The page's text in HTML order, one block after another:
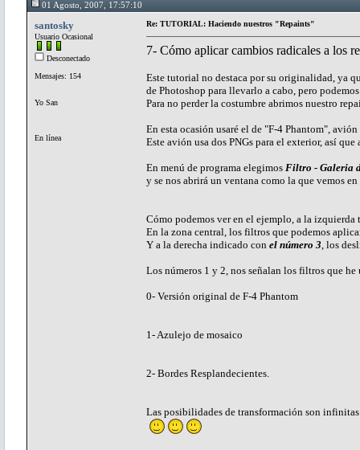
01 Agosto, 2007, 17:57:10
santosky
Usuario Ocasional
Desconectado
Mensajes: 154
Yo San
En línea
Re: TUTORIAL: Haciendo nuestros "Repaints"
7- Cómo aplicar cambios radicales a los
Este tutorial no destaca por su originalidad, ya
de Photoshop para llevarlo a cabo, pero
Para no perder la costumbre abrimos nuestro
En esta ocasión usaré el de "F-4 Phantom",
Este avión usa dos PNGs para el exterior, así
En menú de programa elegimos Filtro - Galeria
y se nos abrirá un ventana como la que vemos
Cómo podemos ver en el ejemplo, a la
En la zona central, los filtros que podemos
Y a la derecha indicado con el número 3 , los
Los números 1 y 2, nos señalan los filtros que
0- Versión original de F-4 Phantom
1- Azulejo de mosaico
2- Bordes Resplandecientes.
Las posibilidades de transformación son infinitas